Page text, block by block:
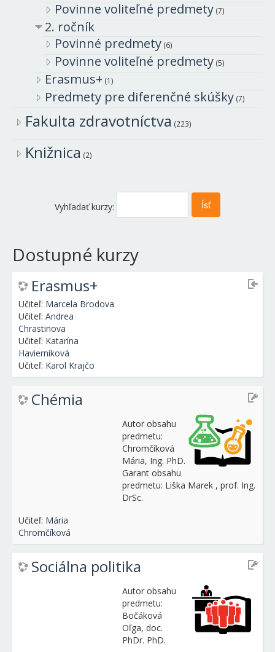
Povinne voliteľné predmety (7)
2. ročník
Povinné predmety (6)
Povinne voliteľné predmety (5)
Erasmus+ (1)
Predmety pre diferenčné skúšky (7)
Fakulta zdravotníctva (223)
Knižnica (2)
Vyhľadať kurzy:
Dostupné kurzy
Erasmus+
Učiteľ: Marcela Brodova
Učiteľ: Andrea
Chrastinova
Učiteľ: Katarína
Havierniková
Učiteľ: Karol Krajčo
Chémia
Autor obsahu
predmetu:
Chromčíková
Mária, Ing. PhD.
Garant obsahu
predmetu: Liška Marek , prof. Ing.
DrSc.
Učiteľ: Mária
Chromčíková
Sociálna politika
Autor obsahu
predmetu:
Bočáková
Oľga, doc.
PhDr. PhD.